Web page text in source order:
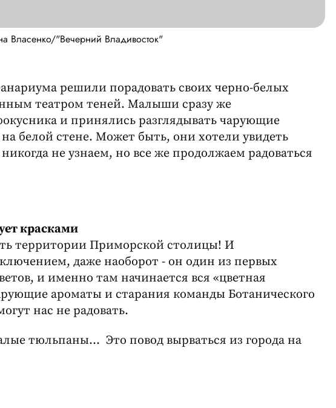
Власенко/"Вечерний Владивосток"
решили порадовать своих черно-белых
театром теней. Малыши сразу же
и принялись разглядывать чарующие
белой стене. Может быть, они хотели увидеть
не узнаем, но все же продолжаем радоваться
красками
территории Приморской столицы! И
даже наоборот - он один из первых
и именно там начинается вся «цветная
ароматы и старания команды Ботанического
нас не радовать.
тюльпаны… Это повод вырваться из города на